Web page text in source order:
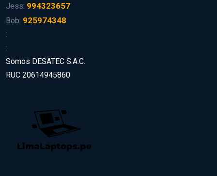
Jess: 994323657
Bob: 925974348
:
:
Somos DESATEC S.A.C.
RUC 20614945860